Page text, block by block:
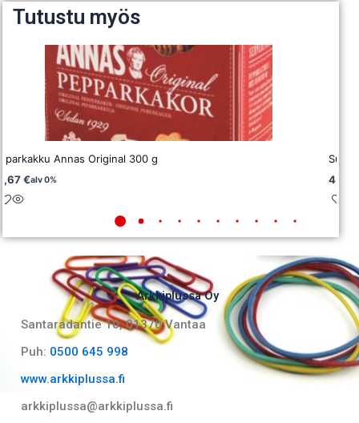
Tutustu myös
Annas Original 300 g
€alv 0%
4,93
Arkkiplussa Oy
Santaradantie 10, 01370 Vantaa​
Puh: 0500 645 998
www.arkkiplussa.fi
arkkiplussa@arkkiplussa.fi